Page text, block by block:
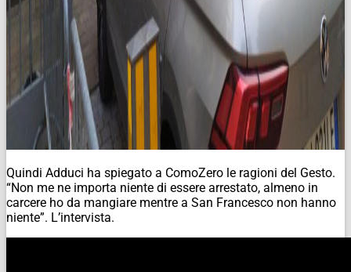
Quindi Adduci ha spiegato a ComoZero le ragioni del Gesto.
“Non me ne importa niente di essere arrestato, almeno in
carcere ho da mangiare mentre a San Francesco non hanno
niente”. L’intervista.